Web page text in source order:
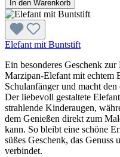
In den Warenkorb
Elefant mit Buntstift
Ein besonderes Geschenk
Marzipan-Elefant mit echtem
Schulanfänger und macht
Der liebevoll gestaltete
strahlende Kinderaugen,
dem Genießen direkt zum
kann. So bleibt eine schöne
süßes Geschenk, das
verbindet.